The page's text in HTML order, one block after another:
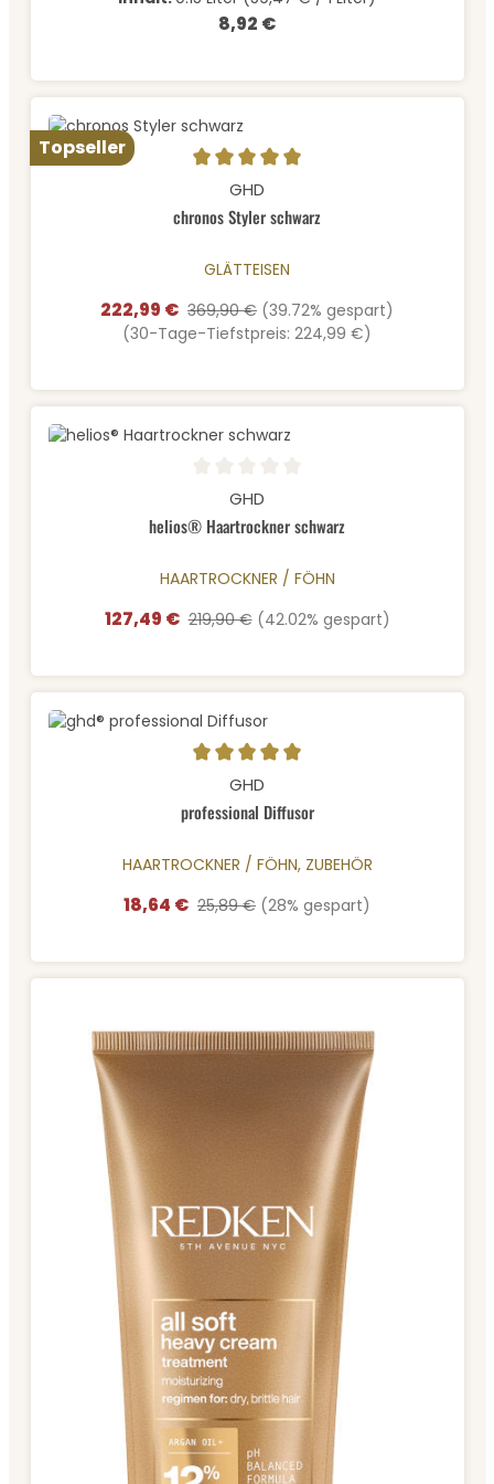
Regulärer Preis:
8,92 €
Topseller
Durchschnittliche Bewertung von 5 von 5 Sternen
GHD
chronos Styler schwarz
GLÄTTEISEN
Verkaufspreis:
222,99 € Regulärer Preis:
369,90 € (39.72% gespart)
(30-Tage-Tiefstpreis: 224,99 €)
Durchschnittliche Bewertung von 0 von 5 Sternen
GHD
helios® Haartrockner schwarz
HAARTROCKNER / FÖHN
Verkaufspreis:
127,49 € Regulärer Preis:
219,90 € (42.02% gespart)
Durchschnittliche Bewertung von 5 von 5 Sternen
GHD
professional Diffusor
HAARTROCKNER / FÖHN, ZUBEHÖR
Verkaufspreis:
18,64 € Regulärer Preis:
25,89 € (28% gespart)